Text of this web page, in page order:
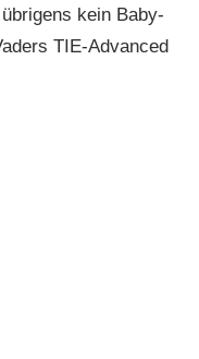
kein Baby-
TIE-Advanced